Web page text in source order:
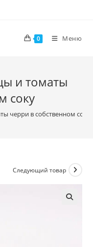
0 Меню
и томаты
соку
черри в собственном соку
Следующий товар